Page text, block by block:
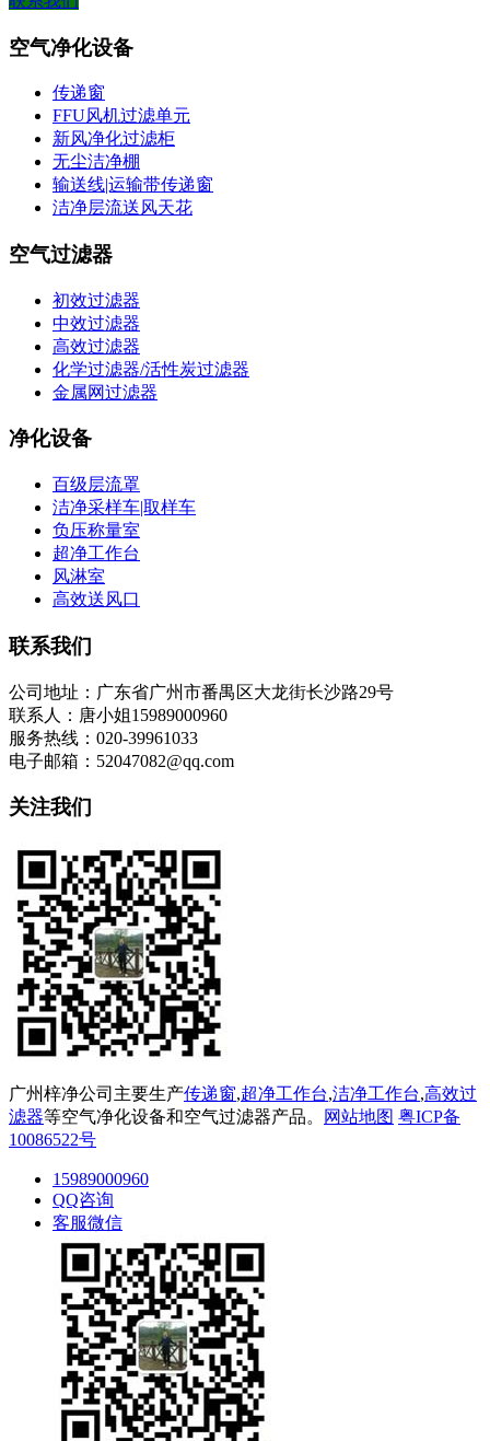
空气净化设备
传递窗
FFU风机过滤单元
新风净化过滤柜
无尘洁净棚
输送线|运输带传递窗
洁净层流送风天花
空气过滤器
初效过滤器
中效过滤器
高效过滤器
化学过滤器/活性炭过滤器
金属网过滤器
净化设备
百级层流罩
洁净采样车|取样车
负压称量室
超净工作台
风淋室
高效送风口
联系我们
公司地址：广东省广州市番禺区大龙街长沙路29号
联系人：唐小姐15989000960
服务热线：020-39961033
电子邮箱：52047082@qq.com
关注我们
广州梓净公司主要生产传递窗,超净工作台,洁净工作台,高效过
滤器等空气净化设备和空气过滤器产品。 网站地图 粤ICP备
10086522号
15989000960
QQ咨询
客服微信